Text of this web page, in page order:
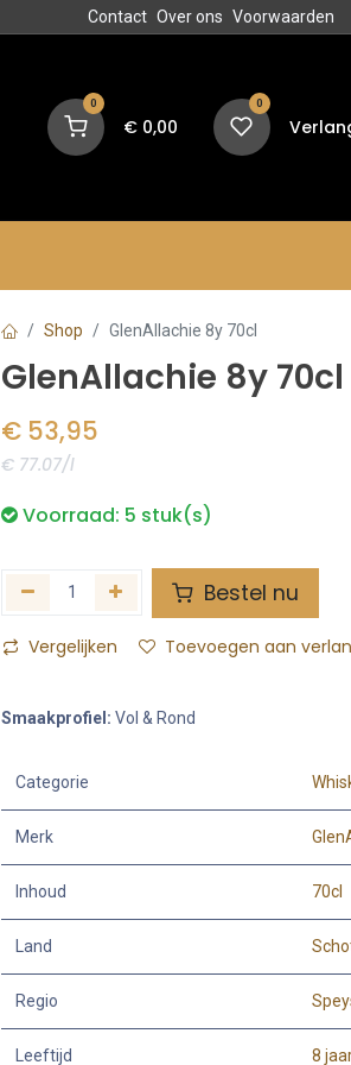
Contact Over ons Voorwaarden
0
€ 0,00
0
Shop GlenAllachie 8y 70cl
GlenAllachie 8y 70cl
€ 53,95
€ 77.07/l
Voorraad: 5 stuk(s)
Bestel nu
Vergelijken Toevoegen aan
Smaakprofiel: Vol & Rond
Categorie
Merk
Inhoud 70cl
Land
Regio
Leeftijd 8